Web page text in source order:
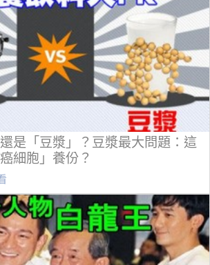
是「豆漿」？豆漿最大問題：這
細胞」養份？